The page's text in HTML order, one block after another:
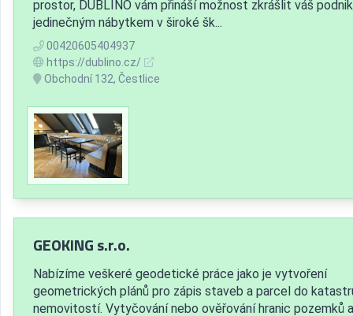
prostor, DUBLINO vám přináší možnost zkrášlit váš podnik
jedinečným nábytkem v široké šk...
00420605404937
https://dublino.cz/
Obchodní 132, Čestlice
GEOKING s.r.o.
Nabízíme veškeré geodetické práce jako je vytvoření
geometrických plánů pro zápis staveb a parcel do
nemovitostí. Vytyčování nebo ověřování hranic pozemků a